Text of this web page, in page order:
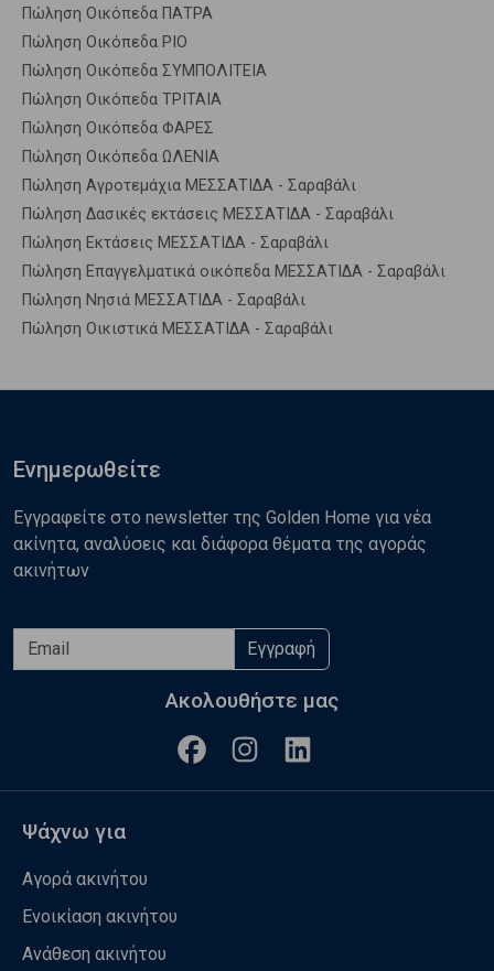
Πώληση Οικόπεδα ΠΑΤΡΑ
Πώληση Οικόπεδα ΡΙΟ
Πώληση Οικόπεδα ΣΥΜΠΟΛΙΤΕΙΑ
Πώληση Οικόπεδα ΤΡΙΤΑΙΑ
Πώληση Οικόπεδα ΦΑΡΕΣ
Πώληση Οικόπεδα ΩΛΕΝΙΑ
Πώληση Αγροτεμάχια ΜΕΣΣΑΤΙΔΑ - Σαραβάλι
Πώληση Δασικές εκτάσεις ΜΕΣΣΑΤΙΔΑ - Σαραβάλι
Πώληση Εκτάσεις ΜΕΣΣΑΤΙΔΑ - Σαραβάλι
Πώληση Επαγγελματικά οικόπεδα ΜΕΣΣΑΤΙΔΑ - Σαραβάλι
Πώληση Νησιά ΜΕΣΣΑΤΙΔΑ - Σαραβάλι
Πώληση Οικιστικά ΜΕΣΣΑΤΙΔΑ - Σαραβάλι
Ενημερωθείτε
Εγγραφείτε στο newsletter της Golden Home για νέα
ακίνητα, αναλύσεις και διάφορα θέματα της αγοράς
ακινήτων
Εγγραφή
Ακολουθήστε μας
Ψάχνω για
Αγορά ακινήτου
Ενοικίαση ακινήτου
Ανάθεση ακινήτου